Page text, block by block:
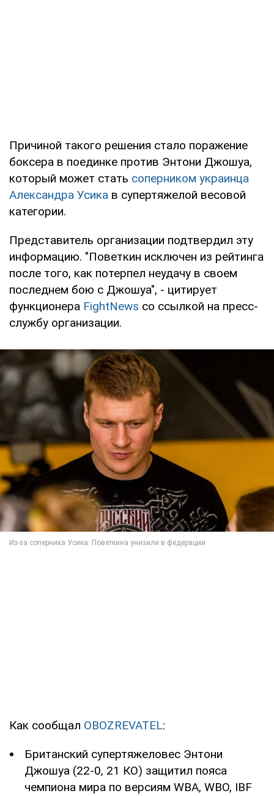
Причиной такого решения стало поражение
боксера в поединке против Энтони Джошуа,
который может стать соперником украинца
Александра Усика в супертяжелой весовой
категории.
Представитель организации подтвердил эту
информацию. "Поветкин исключен из рейтинга
после того, как потерпел неудачу в своем
последнем бою с Джошуа", - цитирует
функционера FightNews со ссылкой на пресс-
службу организации.
Как сообщал OBOZREVATEL:
Британский супертяжеловес Энтони
Джошуа (22-0, 21 КО) защитил пояса
чемпиона мира по версиям WBA, WBO, IBF